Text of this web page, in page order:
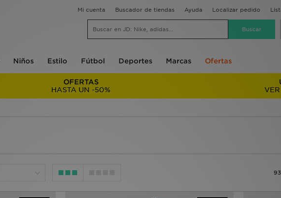
Mi cuenta Buscador de tiendas Ayuda Localizar pedido
Niños Estilo Fútbol Deportes Marcas Ofertas
OFERTAS
HASTA UN -50%